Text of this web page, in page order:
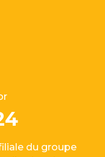
du groupe